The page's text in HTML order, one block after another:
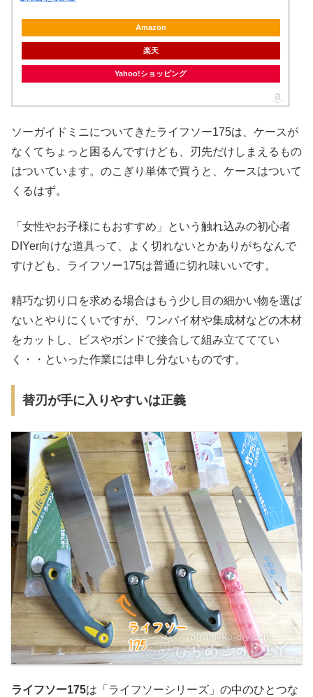
Amazon
楽天
Yahoo!ショッピング
ソーガイドミニについてきたライフソー175は、ケースが
なくてちょっと困るんですけども、刃先だけしまえるもの
はついています。のこぎり単体で買うと、ケースはついて
くるはず。
「女性やお子様にもおすすめ」という触れ込みの初心者
DIYer向けな道具って、よく切れないとかありがちなんで
すけども、ライフソー175は普通に切れ味いいです。
精巧な切り口を求める場合はもう少し目の細かい物を選ば
ないとやりにくいですが、ワンバイ材や集成材などの木材
をカットし、ビスやボンドで接合して組み立てててい
く・・といった作業には申し分ないものです。
替刃が手に入りやすいは正義
ライフソー175は「ライフソーシリーズ」の中のひとつな